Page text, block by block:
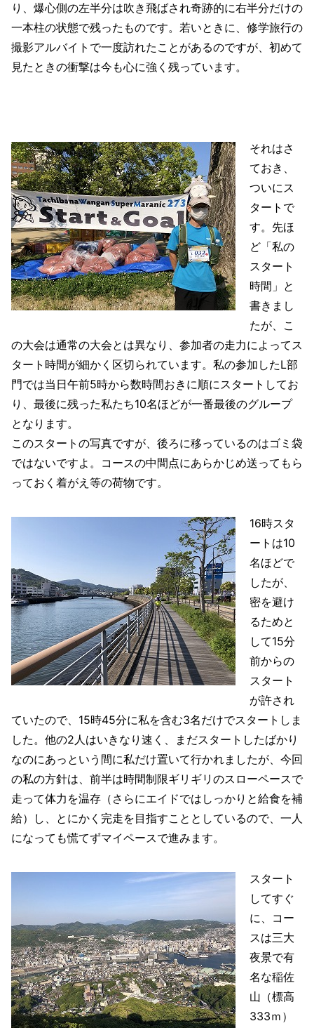
り、爆心側の左半分は吹き飛ばされ奇跡的に右半分だけの
一本柱の状態で残ったものです。若いときに、修学旅行の
撮影アルバイトで一度訪れたことがあるのですが、初めて
見たときの衝撃は今も心に強く残っています。
それはさ
ておき、
ついにス
タートで
す。先ほ
ど「私の
スタート
時間」と
書きまし
たが、こ
の大会は通常の大会とは異なり、参加者の走力によってス
タート時間が細かく区切られています。私の参加したL部
門では当日午前5時から数時間おきに順にスタートしてお
り、最後に残った私たち10名ほどが一番最後のグループ
となります。
このスタートの写真ですが、後ろに移っているのはゴミ袋
ではないですよ。コースの中間点にあらかじめ送ってもら
っておく着がえ等の荷物です。
16時スタ
ートは10
名ほどで
したが、
密を避け
るためと
して15分
前からの
スタート
が許され
ていたので、15時45分に私を含む3名だけでスタートしま
した。他の2人はいきなり速く、まだスタートしたばかり
なのにあっという間に私だけ置いて行かれましたが、今回
の私の方針は、前半は時間制限ギリギリのスローペースで
走って体力を温存（さらにエイドではしっかりと給食を補
給）し、とにかく完走を目指すこととしているので、一人
になっても慌てずマイペースで進みます。
スタート
してすぐ
に、コー
スは三大
夜景で有
名な稲佐
山（標高
333ｍ）